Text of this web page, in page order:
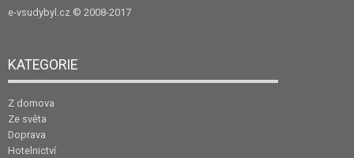
e-vsudybyl.cz © 2008-2017
KATEGORIE
Z domova
Ze světa
Doprava
Hotelnictví